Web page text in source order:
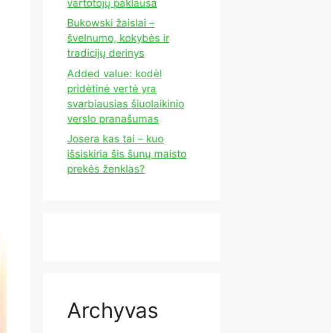
vartotojų paklausa
Bukowski žaislai –
švelnumo, kokybės ir
tradicijų derinys
Added value: kodėl
pridėtinė vertė yra
svarbiausias šiuolaikinio
verslo pranašumas
Josera kas tai – kuo
išsiskiria šis šunų maisto
prekės ženklas?
Archyvas